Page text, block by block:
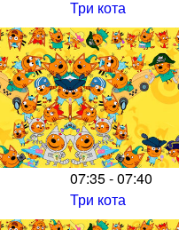
Три кота
07:35 - 07:40
Три кота